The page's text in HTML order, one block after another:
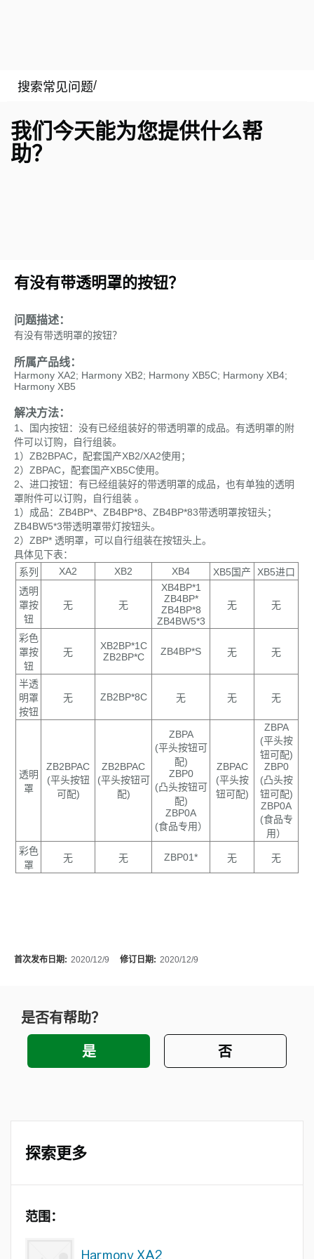
我们今天能为您提供什么帮
助？
有没有带透明罩的按钮？
问题描述：
有没有带透明罩的按钮？
所属产品线：
Harmony XA2; Harmony XB2; Harmony XB5C; Harmony XB4;
Harmony XB5
解决方法：
1、国内按钮：没有已经组装好的带透明罩的成品。有透明罩的附
件可以订购，自行组装。
1）ZB2BPAC，配套国产XB2/XA2使用；
2）ZBPAC，配套国产XB5C使用。
2、进口按钮：有已经组装好的带透明罩的成品，也有单独的透明
罩附件可以订购，自行组装 。
1）成品：ZB4BP*、ZB4BP*8、ZB4BP*83带透明罩按钮头；
ZB4BW5*3带透明罩带灯按钮头。
2）ZBP* 透明罩，可以自行组装在按钮头上。
具体见下表：
系列
XA2 XB2 XB4 XB5国产 XB5进口
透明
罩按
钮
无 无
XB4BP*1
ZB4BP*
ZB4BP*8
ZB4BW5*3
无 无
彩色
罩按
钮
无
XB2BP*1C
ZB2BP*C
ZB4BP*S 无 无
半透
明罩
按钮
无 ZB2BP*8C 无 无 无
透明
罩
ZB2BPAC
(平头按钮
可配)
ZB2BPAC
(平头按钮可
配)
ZBPA
(平头按钮可
配)
ZBP0
(凸头按钮可
配)
ZBP0A
(食品专用）
ZBPAC
(平头按
钮可配)
ZBPA
(平头按
钮可配)
ZBP0
(凸头按
钮可配)
ZBP0A
(食品专
用）
彩色
罩
无 无 ZBP01* 无 无
首次发布日期: 2020/12/9 修订日期: 2020/12/9
是否有帮助？
探索更多
范围：
Harmony XA2